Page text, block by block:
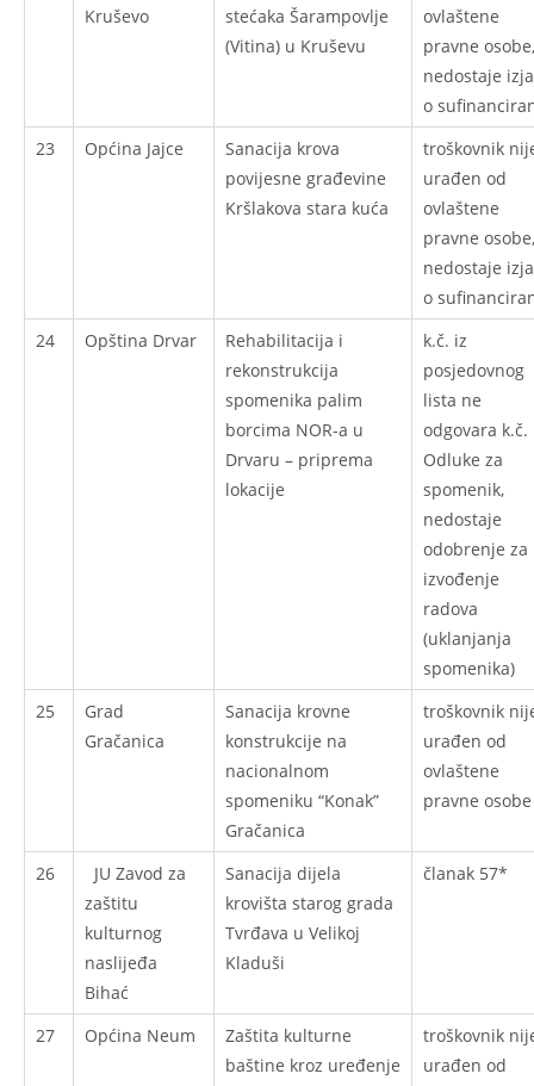
Kruševo
stećaka Šarampovlje
(Vitina) u Kruševu
ovlaštene
pravne osobe,
nedostaje
o
23
Općina Jajce
Sanacija krova
povijesne građevine
Kršlakova stara kuća
troškovnik
urađen od
ovlaštene
pravne osobe,
nedostaje
o
24
Opština Drvar
Rehabilitacija i
rekonstrukcija
spomenika palim
borcima NOR-a u
Drvaru – priprema
lokacije
k.č. iz
posjedovnog
lista ne
odgovara k.č.
Odluke za
spomenik,
nedostaje
odobrenje za
izvođenje
radova
(uklanjanja
spomenika)
25
Grad
Gračanica
Sanacija krovne
konstrukcije na
nacionalnom
spomeniku “Konak”
Gračanica
troškovnik
urađen od
ovlaštene
pravne osobe
26
JU Zavod za
zaštitu
kulturnog
naslijeđa
Bihać
Sanacija dijela
krovišta starog grada
Tvrđava u Velikoj
Kladuši
članak 57*
27 Općina Neum
Zaštita kulturne
baštine kroz uređenje
troškovnik
urađen od